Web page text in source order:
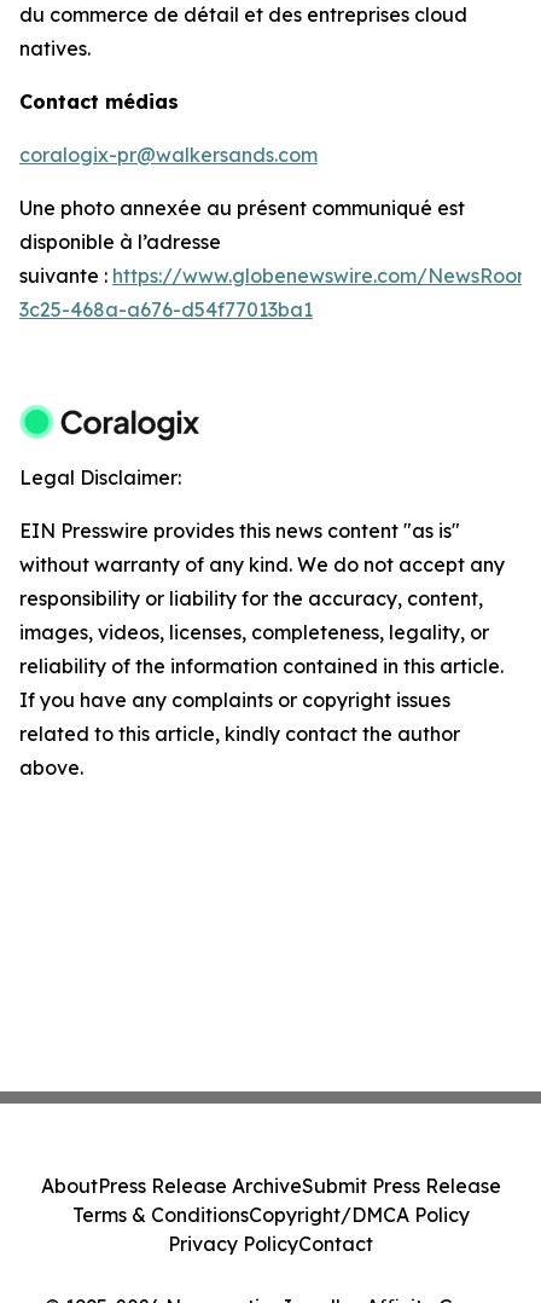
du commerce de détail et des entreprises cloud
natives.
Contact médias
coralogix-pr@walkersands.com
Une photo annexée au présent communiqué est
disponible à l’adresse
suivante : https://www.globenewswire.com/
3c25-468a-a676-d54f77013ba1
Legal Disclaimer:
EIN Presswire provides this news content "as is"
without warranty of any kind. We do not accept any
responsibility or liability for the accuracy, content,
images, videos, licenses, completeness, legality, or
reliability of the information contained in this article.
If you have any complaints or copyright issues
related to this article, kindly contact the author
above.
AboutPress Release ArchiveSubmit Press Release
Terms & ConditionsCopyright/DMCA Policy
Privacy PolicyContact